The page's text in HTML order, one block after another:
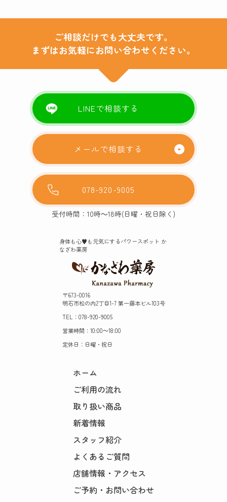
ご相談だけでも大丈夫です。
まずはお気軽にお問い合わせください。
LINEで相談する
メールで相談する
078-920-9005
受付時間：10時～18時(日曜・祝日除く)
身体も心♥️も元気にするパワースポット か
なざわ薬房
〒673-0016
明石市松の内2丁目1-7 第一藤本ビル103号
TEL：078-920-9005
営業時間：10:00～18:00
定休日：日曜・祝日
ホーム
ご利用の流れ
取り扱い商品
新着情報
スタッフ紹介
よくあるご質問
店舗情報・アクセス
ご予約・お問い合わせ